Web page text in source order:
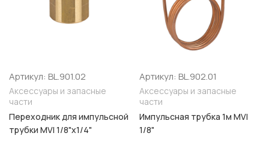
Артикул: BL.901.02
Аксессуары и запасные
части
Переходник для импульсной
трубки MVI 1/8"х1/4"
Артикул: BL.902.01
Аксессуары и запасные
части
Импульсная трубка 1м MVI
1/8"